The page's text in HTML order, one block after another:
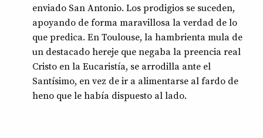
enviado San Antonio. Los prodigios se suceden,
apoyando de forma maravillosa la verdad de lo
que predica. En Toulouse, la hambrienta mula de
un destacado hereje que negaba la preencia real de
Cristo en la Eucaristía, se arrodilla ante el
Santísimo, en vez de ir a alimentarse al fardo de
heno que le había dispuesto al lado.